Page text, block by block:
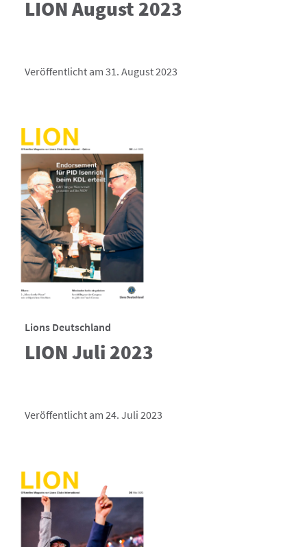
LION August 2023
Veröffentlicht am 31. August 2023
Lions Deutschland
LION Juli 2023
Veröffentlicht am 24. Juli 2023